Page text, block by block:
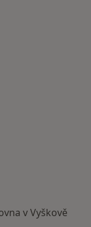
v Vyškově